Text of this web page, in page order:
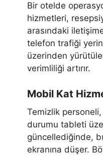
Bir otelde
hizmetleri,
arasındaki
telefon trafiği
üzerinden
verimliliği artırır.
Mobil Kat
Temizlik
durumu tableti
güncellediğinde,
ekranına düşer.